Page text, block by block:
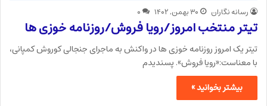
رسانه نگاران ۳۰ بهمن, ۱۴۰۲ ۰
تیتر منتخب امروز/رویا فروش/روزنامه خوزی ها
تیتر یک امروز روزنامه خوزی ها در واکنش به ماجرای جنجالی کوروش کمپانی،
با معناست:«رویا فروش». پسندیدم
بیشتر بخوانید »